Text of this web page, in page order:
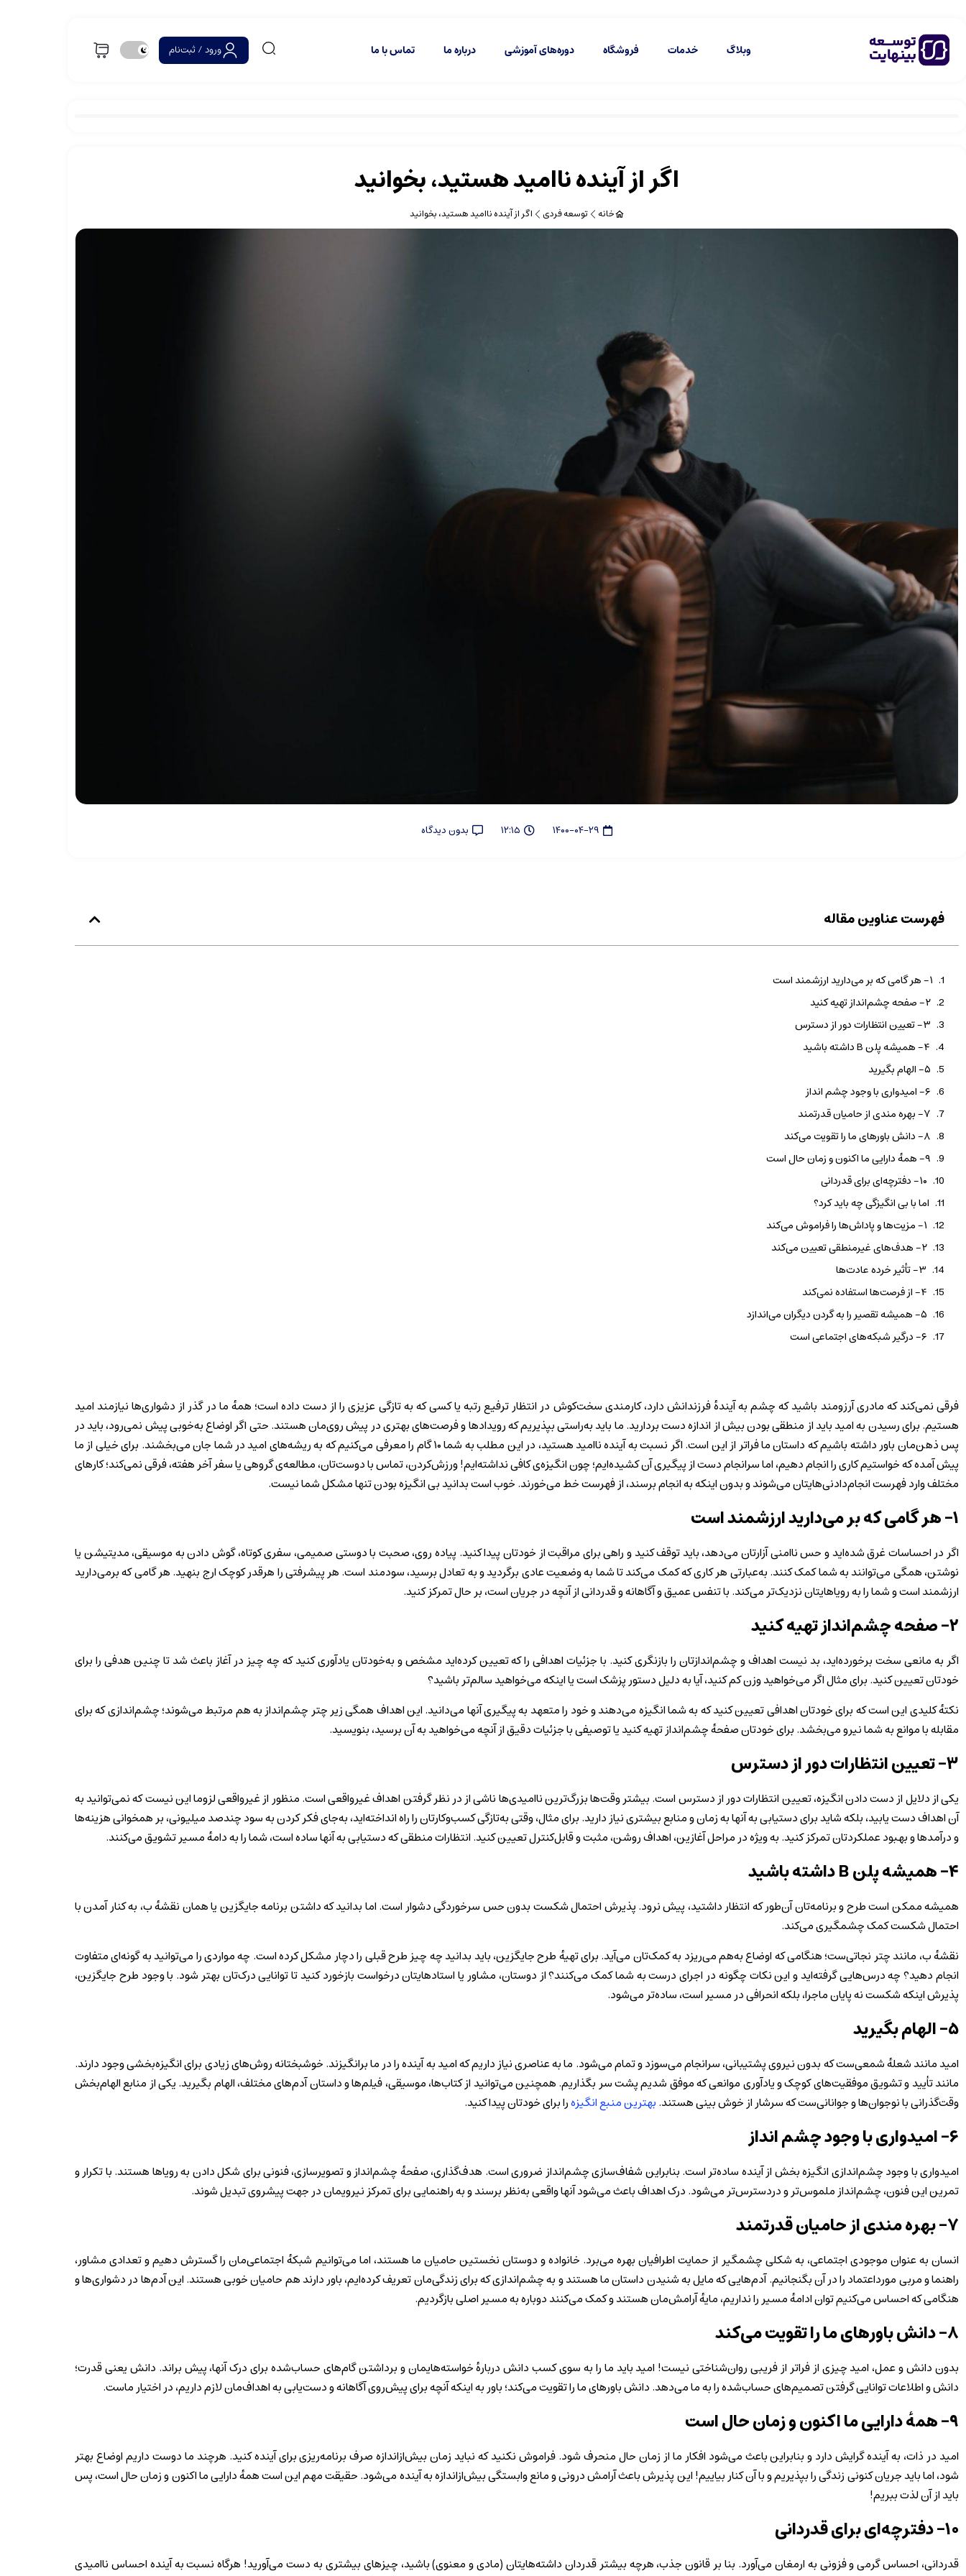
وبلاگ خدمات فروشگاه دوره‌های آموزشی درباره ما تماس با ما ورود / ثبت‌نام
اگر از آینده ناامید هستید، بخوانید
خانه توسعه فردی اگر از آینده ناامید هستید، بخوانید
۱۴۰۰-۰۴-۲۹ ۱۲:۱۵ بدون دیدگاه
فهرست عناوین مقاله
۱- هر گامی که بر می‌دارید ارزشمند است
۲- صفحه چشم‌انداز تهیه کنید
۳- تعیین انتظارات دور از دسترس
۴- همیشه پلن B داشته باشید
۵- الهام بگیرید
۶- امیدواری با وجود چشم‌ انداز
۷- بهره مندی از حامیان قدرتمند
۸- دانش باورهای ما را تقویت می‌کند
۹- همهٔ دارایی ما اکنون و زمان حال است
۱۰- دفترچه‌ای برای قدردانی
اما با بی انگیزگی چه باید کرد؟
۱- مزیت‌ها و پاداش‌ها را فراموش می‌کند
۲- هدف‌های غیرمنطقی تعیین می‌کند
۳- تأثیر خرده‌ عادت‌ها
۴- از فرصت‌ها استفاده نمی‌کند
۵- همیشه تقصیر را به گردن دیگران می‌اندازد
۶- درگیر شبکه‌های اجتماعی است
فرقی نمی‌کند که مادری آرزومند باشید که چشم به آینده‌ٔ فرزندانش دارد، کارمندی سخت‌کوش در انتظار ترفیع رتبه یا کسی که به‌ تازگی عزیزی را از دست داده است؛ همهٔ ما در گذر از دشواری‌ها نیازمند امید
هستیم. برای رسیدن به امید باید از منطقی بودن بیش از اندازه دست بردارید. ما باید به‌راستی بپذیریم که رویدادها و فرصت‌های بهتری در پیش روی‌مان هستند. حتی اگر اوضاع به‌خوبی پیش نمی‌رود، باید در
پس ذهن‌مان باور داشته باشیم که داستان ما فراتر از این است. اگر نسبت به آینده ناامید هستید، در این مطلب به شما ۱۰ گام را معرفی می‌کنیم که به ریشه‌های امید در شما جان می‌بخشند. برای خیلی از ما
پیش آمده که خواستیم کاری را انجام دهیم، اما سرانجام دست از پیگیری آن کشیده‌ایم؛ چون انگیزه‌ی کافی نداشته‌ایم! ورزش‌کردن، تماس با دوست‌تان، مطالعه‌ی گروهی یا سفر آخر هفته، فرقی نمی‌کند؛ کارهای
مختلف وارد فهرست انجام‌دادنی‌هایتان می‌شوند و بدون اینکه به انجام برسند، از فهرست خط می‌خورند. خوب است بدانید بی انگیزه بودن تنها مشکل شما نیست.
۱- هر گامی که بر می‌دارید ارزشمند است
اگر در احساسات غرق شده‌اید و حس ناامنی آزارتان می‌دهد، باید توقف کنید و راهی برای مراقبت از خودتان پیدا کنید. پیاده روی، صحبت با دوستی صمیمی، سفری کوتاه، گوش دادن به موسیقی، مدیتیشن یا
نوشتن، همگی می‌توانند به شما کمک کنند. به‌عبارتی هر کاری که کمک می‌کند تا شما به وضعیت عادی برگردید و به تعادل برسید، سودمند است. هر پیشرفتی را هرقدر کوچک ارج بنهید. هر گامی که برمی‌دارید
ارزشمند است و شما را به رویاهایتان نزدیک‌تر می‌کند. با تنفس عمیق و آگاهانه و قدردانی از آنچه در جریان است، بر حال تمرکز کنید.
۲- صفحه چشم‌انداز تهیه کنید
اگر به مانعی سخت برخورده‌اید، بد نیست اهداف و چشم‌اندازتان را بازنگری کنید. با جزئیات اهدافی را که تعیین کرده‌اید مشخص و به‌خودتان یادآوری کنید که چه چیز در آغاز باعث شد تا چنین هدفی را برای
خودتان تعیین کنید. برای مثال اگر می‌خواهید وزن کم کنید، آیا به دلیل دستور پزشک است یا اینکه می‌خواهید سالم‌تر باشید؟
نکتهٔ کلیدی این است که برای خودتان اهدافی تعیین کنید که به شما انگیزه می‌دهند و خود را متعهد به پیگیری آنها می‌دانید. این اهداف همگی زیر چتر چشم‌انداز به هم مرتبط می‌شوند؛ چشم‌اندازی که برای
مقابله با موانع به شما نیرو می‌بخشد. برای خودتان صفحهٔ چشم‌انداز تهیه کنید یا توصیفی با جزئیات دقیق از آنچه می‌خواهید به آن برسید، بنویسید.
۳- تعیین انتظارات دور از دسترس
یکی از دلایل از دست دادن انگیزه، تعیین انتظارات دور از دسترس است. بیشتر وقت‌ها بزرگ‌ترین ناامیدی‌ها ناشی از در نظر گرفتن اهداف غیرواقعی است. منظور از غیرواقعی لزوما این نیست که نمی‌توانید به
آن اهداف دست یابید، بلکه شاید برای دستیابی به آنها به زمان و منابع بیشتری نیاز دارید. برای مثال، وقتی به‌تازگی کسب‌وکارتان را راه‌ انداخته‌اید، به‌جای فکر کردن به سود چندصد میلیونی، بر همخوانی هزینه‌ها
و درآمدها و بهبود عملکردتان تمرکز کنید. به‌ ویژه در مراحل آغازین، اهداف روشن، مثبت و قابل‌کنترل تعیین کنید. انتظارات منطقی که دستیابی به آنها ساده است، شما را به دامهٔ مسیر تشویق می‌کنند.
۴- همیشه پلن B داشته باشید
همیشه ممکن است طرح و برنامه‌‌تان آن‌طور که انتظار داشتید، پیش‌ نرود. پذیرش احتمال شکست بدون حس سرخوردگی دشوار است. اما بدانید که داشتن برنامه جایگزین یا همان نقشهٔ ب، به کنار آمدن با
احتمال شکست کمک چشمگیری می‌کند.
نقشهٔ ب، مانند چتر نجاتی‌ست؛ هنگامی که اوضاع به‌هم می‌ریزد به کمک‌تان می‌آید. برای تهیهٔ طرح جایگزین، باید بدانید چه چیز طرح قبلی را دچار مشکل کرده است. چه مواردی را می‌توانید به گونه‌ای متفاوت
انجام دهید؟ چه درس‌هایی گرفته‌اید و این نکات چگونه در اجرای درست به شما کمک می‌کنند؟ از دوستان، مشاور یا استادهایتان درخواست بازخورد کنید تا توانایی درک‌تان بهتر شود. با وجود طرح جایگزین،
پذیرش اینکه شکست نه پایان ماجرا، بلکه انحرافی در مسیر است، ساده‌تر می‌شود.
۵- الهام بگیرید
امید مانند شعلهٔ شمعی‌ست که بدون نیروی پشتیبانی، سرانجام می‌سوزد و تمام می‌شود. ما به عناصری نیاز داریم که امید به آینده را در ما برانگیزند. خوشبختانه روش‌های زیادی برای انگیزه‌بخشی وجود دارند.
مانند تأیید و تشویق موفقیت‌های کوچک و یادآوری موانعی که موفق شدیم پشت سر بگذاریم. همچنین می‌توانید از کتاب‌ها، موسیقی، فیلم‌ها و داستان‌ آدم‌های مختلف، الهام بگیرید. یکی از منابع الهام‌بخش
وقت‌گذرانی با نوجوان‌ها و جوانانی‌ست که سرشار از خوش بینی هستند.بهترین منبع انگیزه‌را برای خودتان پیدا کنید.
۶- امیدواری با وجود چشم‌ انداز
امیدواری با وجود چشم‌اندازی انگیزه‌ بخش از آینده ساده‌تر است. بنابراین شفاف‌سازی چشم‌انداز ضروری است. هدف‌گذاری، صفحهٔ چشم‌انداز و تصویرسازی، فنونی برای شکل دادن به رویاها هستند. با تکرار و
تمرین این فنون، چشم‌انداز ملموس‌تر و دردسترس‌تر می‌شود. درک اهداف‌ باعث می‌شود آنها واقعی به‌نظر برسند و به راهنمایی برای تمرکز نیرویمان در جهت پیشروی تبدیل شوند.
۷- بهره مندی از حامیان قدرتمند
انسان به‌ عنوان موجودی اجتماعی، به‌ شکلی چشمگیر از حمایت اطرافیان‌ بهره می‌برد. خانواده و دوستان نخستین حامیان ما هستند، اما می‌توانیم شبکهٔ اجتماعی‌مان را گسترش دهیم و تعدادی مشاور،
راهنما و مربی مورداعتماد را در آن بگنجانیم. آدم‌هایی که مایل به شنیدن داستان ما هستند و به چشم‌اندازی که برای زندگی‌مان تعریف کرده‌ایم، باور دارند هم حامیان خوبی هستند. این آدم‌ها در دشواری‌ها و
هنگامی که احساس می‌کنیم توان ادامهٔ مسیر را نداریم، مایهٔ آرامش‌مان هستند و کمک می‌کنند دوباره به مسیر اصلی بازگردیم.
۸- دانش باورهای ما را تقویت می‌کند
بدون دانش و عمل، امید چیزی از فراتر از فریبی روان‌شناختی نیست! امید باید ما را به سوی کسب دانش دربارهٔ خواسته‌هایمان و برداشتن گام‌های حساب‌شده برای درک آنها، پیش براند. دانش یعنی قدرت؛
دانش و اطلاعات توانایی گرفتن تصمیم‌های حساب‌شده را به ما می‌دهد. دانش باورهای ما را تقویت می‌کند؛ باور به اینکه آنچه برای پیش‌روی آگاهانه و دست‌یابی به اهداف‌مان لازم داریم، در اختیار ماست.
۹- همهٔ دارایی ما اکنون و زمان حال است
امید در ذات، به آینده گرایش دارد و بنابراین باعث می‌شود افکار ما از زمان حال منحرف شود. فراموش نکنید که نباید زمان بیش‌ازاندازه صرف برنامه‌ریزی برای آینده کنید. هرچند ما دوست داریم اوضاع بهتر
شود، اما باید جریان کنونی زندگی را بپذیریم و با آن کنار بیاییم! این پذیرش باعث آرامش درونی و مانع وابستگی بیش‌ازاندازه به آینده می‌شود. حقیقت مهم این است همهٔ دارایی ما اکنون و زمان حال است، پس
باید از آن لذت ببریم!
۱۰- دفترچه‌ای برای قدردانی
قدردانی، احساس گرمی و فزونی به ارمغان می‌آورد. بنا بر قانون جذب، هرچه بیشتر قدردان داشته‌هایتان (مادی و معنوی) باشید، چیزهای بیشتری به دست می‌آورید! هرگاه نسبت به آینده احساس ناامیدی